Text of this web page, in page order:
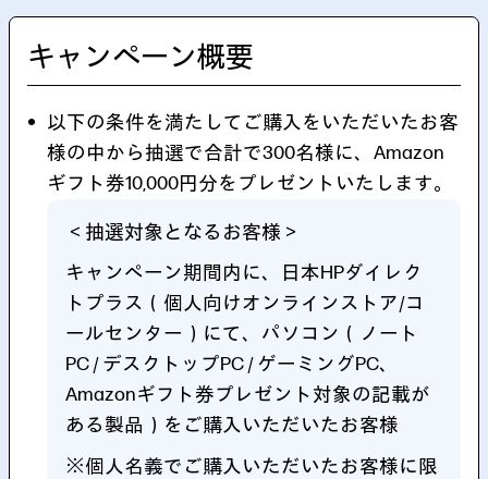
キャンペーン概要
以下の条件を満たしてご購入をいただいたお客
様の中から抽選で合計で300名様に、Amazon
ギフト券10,000円分をプレゼントいたします。
＜抽選対象となるお客様＞
キャンペーン期間内に、日本HPダイレク
トプラス（個人向けオンラインストア/コ
ールセンター）にて、パソコン（ノート
PC / デスクトップPC / ゲーミングPC、
Amazonギフト券プレゼント対象の記載が
ある製品）をご購入いただいたお客様
※個人名義でご購入いただいたお客様に限